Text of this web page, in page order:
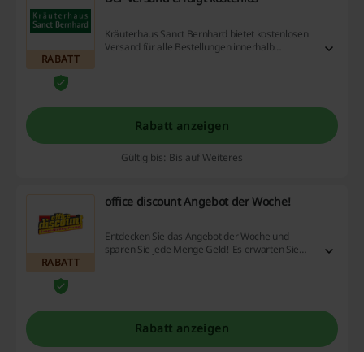
RABATT
Kräuterhaus Sanct Bernhard bietet kostenlosen
Versand für alle Bestellungen innerhalb
Rabatt anzeigen
Gültig bis: Bis auf Weiteres
RABATT
office discount Angebot der Woche!
Entdecken Sie das Angebot der Woche und
sparen Sie jede Menge Geld! Es erwarten Sie
Rabatt anzeigen